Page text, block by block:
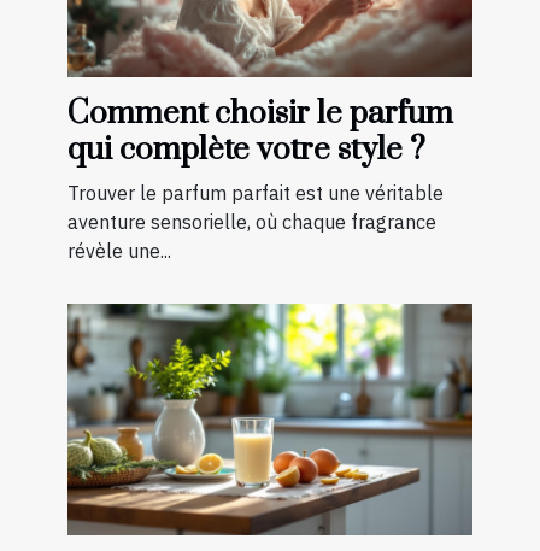
Comment choisir le parfum
qui complète votre style ?
Trouver le parfum parfait est une véritable
aventure sensorielle, où chaque fragrance
révèle une...